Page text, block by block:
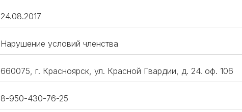
24.08.2017
Нарушение условий членства
660075, г. Красноярск, ул. Красной Гвардии, д. 24. оф. 106
8-950-430-76-25